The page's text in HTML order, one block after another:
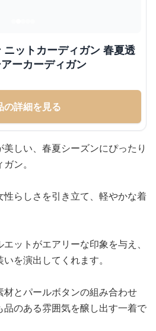
ットカーディガン 春夏透
ーカーディガン
の詳細を見る
しい、春夏シーズンにぴったり
ン。
らしさを引き立て、軽やかな着
ットがエアリーな印象を与え、
を演出してくれます。
とパールボタンの組み合わせ
のある雰囲気を醸し出す一着で